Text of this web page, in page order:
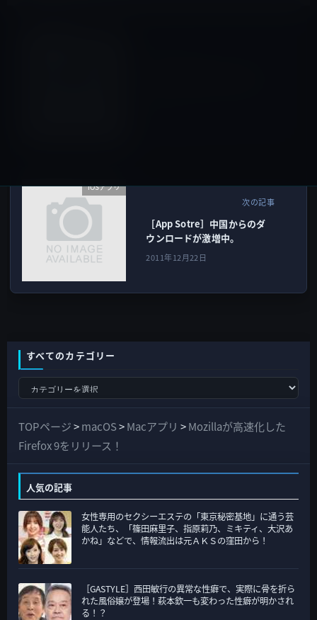
iOSアプリ
次の記事
［App Sotre］中国からのダ
ウンロードが激増中。
2011年12月22日
すべてのカテゴリー
て
の
ゴ
リ
ー
TOPページ>macOS>Macアプリ >Mozillaが高速化した
Firefox 9をリリース！
人気の記事
女性専用のセクシーエステの「東京秘密基地」に通う芸
能人たち、「篠田麻里子、指原莉乃、ミキティ、大沢あ
かね」などで、情報流出は元ＡＫＳの窪田から！
［GASTYLE］西田敏行の異常な性癖で、実際に骨を折ら
れた風俗嬢が登場！萩本欽一も変わった性癖が明かされ
る！？